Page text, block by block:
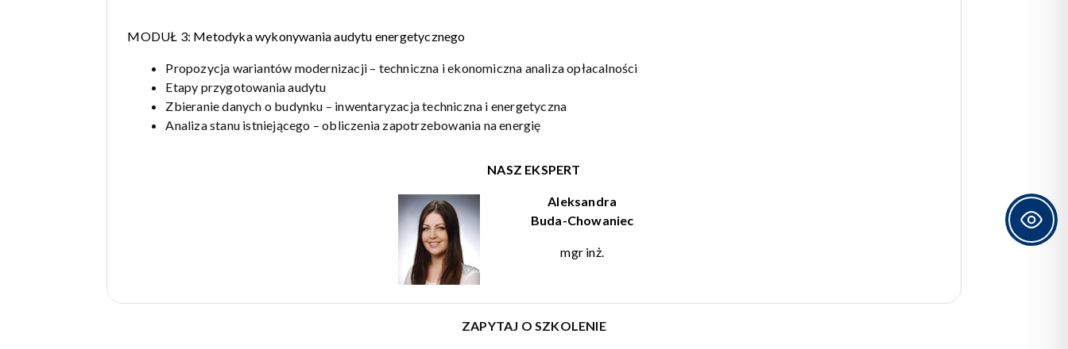
MODUŁ 3: Metodyka wykonywania audytu energetycznego
Propozycja wariantów modernizacji – techniczna i ekonomiczna analiza opłacalności
Etapy przygotowania audytu
Zbieranie danych o budynku – inwentaryzacja techniczna i energetyczna
Analiza stanu istniejącego – obliczenia zapotrzebowania na energię
NASZ EKSPERT
Aleksandra
Buda-Chowaniec
mgr inż.
ZAPYTAJ O SZKOLENIE